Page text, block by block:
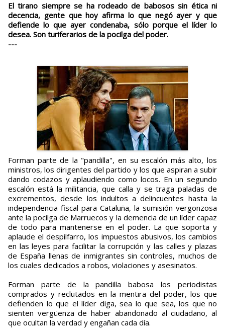
El tirano siempre se ha rodeado de babosos sin ética ni
decencia, gente que hoy afirma lo que negó ayer y que
defiende lo que ayer condenaba, sólo porque el líder lo
desea. Son turiferarios de la pocilga del poder.
---
Forman parte de la "pandilla", en su escalón más alto, los
ministros, los dirigentes del partido y los que aspiran a subir
dando codazos y aplaudiendo como locos. En un segundo
escalón está la militancia, que calla y se traga paladas de
excrementos, desde los indultos a delincuentes hasta la
independencia fiscal para Cataluña, la sumisión vergonzosa
ante la pocilga de Marruecos y la demencia de un líder capaz
de todo para mantenerse en el poder. La que soporta y
aplaude el despilfarro, los impuestos abusivos, los cambios
en las leyes para facilitar la corrupción y las calles y plazas
de España llenas de inmigrantes sin controles, muchos de
los cuales dedicados a robos, violaciones y asesinatos.
Forman parte de la pandilla babosa los periodistas
comprados y reclutados en la mentira del poder, los que
defienden lo que el líder diga, sea lo que sea, los que no
sienten vergüenza de haber abandonado al ciudadano, al
que ocultan la verdad y engañan cada día.